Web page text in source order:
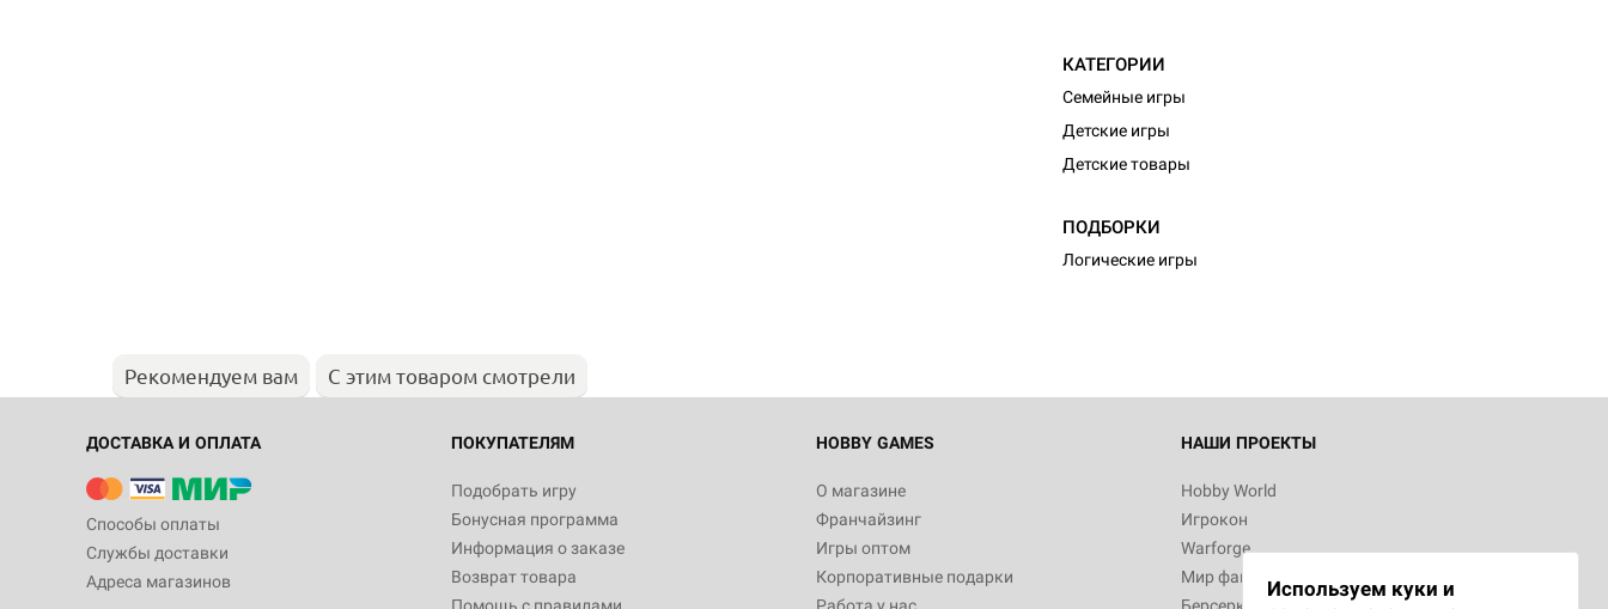
КАТЕГОРИИ
Семейные игры
Детские игры
Детские товары
ПОДБОРКИ
Логические игры
Рекомендуем вам С этим товаром смотрели
ДОСТАВКА И ОПЛАТА
Способы оплаты
Службы доставки
Адреса магазинов
ПОКУПАТЕЛЯМ
Подобрать игру
Бонусная программа
Информация о заказе
Возврат товара
HOBBY GAMES
О магазине
Франчайзинг
Игры оптом
Корпоративные подарки
НАШИ ПРОЕКТЫ
Hobby World
Игрокон
Warforge
Мир фантастикиИспользуем куки и